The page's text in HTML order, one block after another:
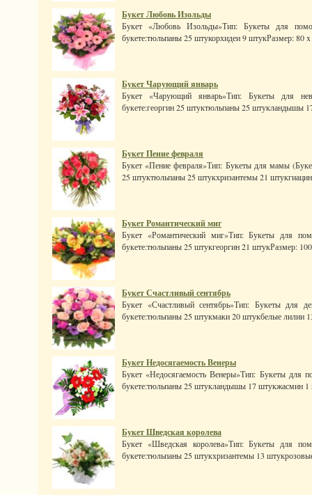
Букет Любовь Изольды
Букет «Любовь Изольды»Тип: Букеты для
букете:тюльпаны 25 штукорхидеи 9 штукРазмер: 80
Букет Чарующий январь
Букет «Чарующий январь»Тип: Букеты для
букете:георгин 25 штуктюльпаны 25 штукландышы
Букет Пение февраля
Букет «Пение февраля»Тип: Букеты для мамы
25 штуктюльпаны 25 штукхризантемы 21
Букет Романтический миг
Букет «Романтический миг»Тип: Букеты для
букете:тюльпаны 25 штукгеоргин 21 штукРазмер:
Букет Счастливый сентябрь
Букет «Счастливый сентябрь»Тип: Букеты для
букете:тюльпаны 25 штукмаки 20 штукбелые лилии
Букет Недосягаемость Венеры
Букет «Недосягаемость Венеры»Тип: Букеты для
букете:тюльпаны 25 штукландышы 17 штукжасмин
Букет Шведская королева
Букет «Шведская королева»Тип: Букеты для
букете:тюльпаны 25 штукхризантемы 13